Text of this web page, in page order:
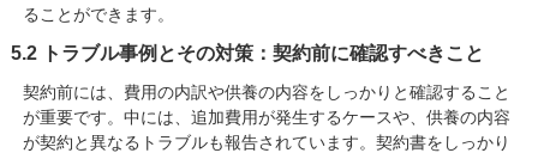
ることができます。
5.2 トラブル事例とその対策：契約前に確認すべきこと
契約前には、費用の内訳や供養の内容をしっかりと確認すること
が重要です。中には、追加費用が発生するケースや、供養の内容
が契約と異なるトラブルも報告されています。契約書をしっかり